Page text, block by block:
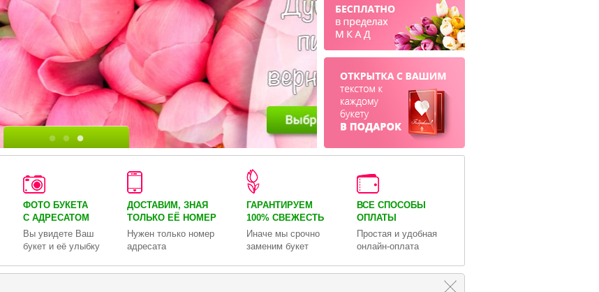
ФОТО БУКЕТА
С АДРЕСАТОМ
Вы увидете Ваш
букет и её улыбку
ДОСТАВИМ, ЗНАЯ
ТОЛЬКО ЕЁ НОМЕР
Нужен только номер
адресата
ГАРАНТИРУЕМ
100% СВЕЖЕСТЬ
Иначе мы срочно
заменим букет
ВСЕ СПОСОБЫ
ОПЛАТЫ
Простая и удобная
онлайн-оплата